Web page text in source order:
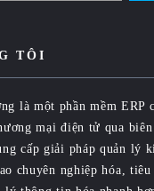
TÔI
là một phần mềm ERP
mại điện tử qua
cấp giải pháp quản lý
chuyên nghiệp hóa, tiêu